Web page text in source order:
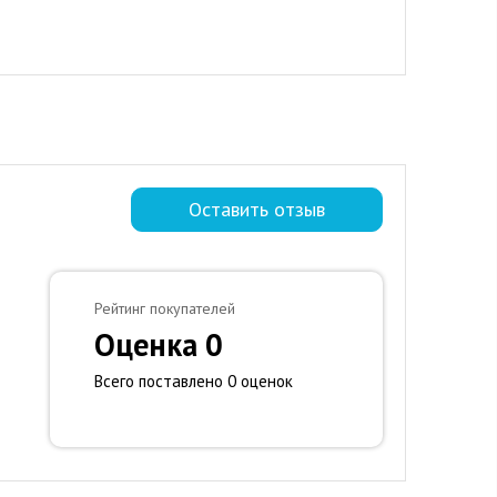
Оставить отзыв
Рейтинг покупателей
Оценка 0
Всего поставлено 0 оценок